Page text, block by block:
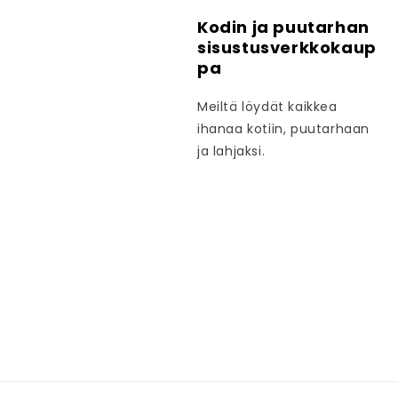
Kodin ja puutarhan
sisustusverkkokaup
pa
Meiltä löydät kaikkea
ihanaa kotiin, puutarhaan
ja lahjaksi.